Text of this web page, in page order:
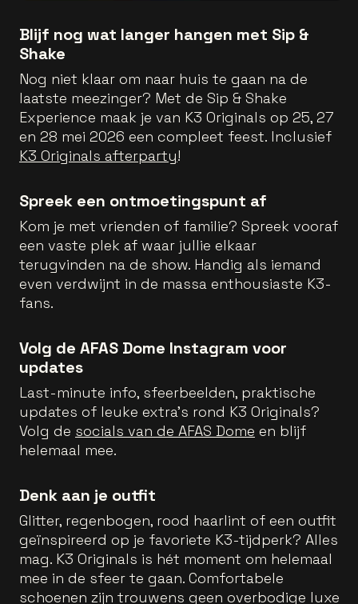
Blijf nog wat langer hangen met Sip &
Shake
Nog niet klaar om naar huis te gaan na de
laatste meezinger? Met de Sip & Shake
Experience maak je van K3 Originals op 25, 27
en 28 mei 2026 een compleet feest. Inclusief
K3 Originals afterparty!
Spreek een ontmoetingspunt af
Kom je met vrienden of familie? Spreek vooraf
een vaste plek af waar jullie elkaar
terugvinden na de show. Handig als iemand
even verdwijnt in de massa enthousiaste K3-
fans.
Volg de AFAS Dome Instagram voor
updates
Last-minute info, sfeerbeelden, praktische
updates of leuke extra’s rond K3 Originals?
Volg de socials van de AFAS Dome en blijf
helemaal mee.
Denk aan je outfit
Glitter, regenbogen, rood haarlint of een outfit
geïnspireerd op je favoriete K3-tijdperk? Alles
mag. K3 Originals is hét moment om helemaal
mee in de sfeer te gaan. Comfortabele
schoenen zijn trouwens geen overbodige luxe